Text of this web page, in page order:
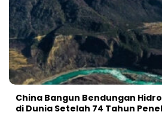
China Bangun Bendungan
di Dunia Setelah 74 Tahun